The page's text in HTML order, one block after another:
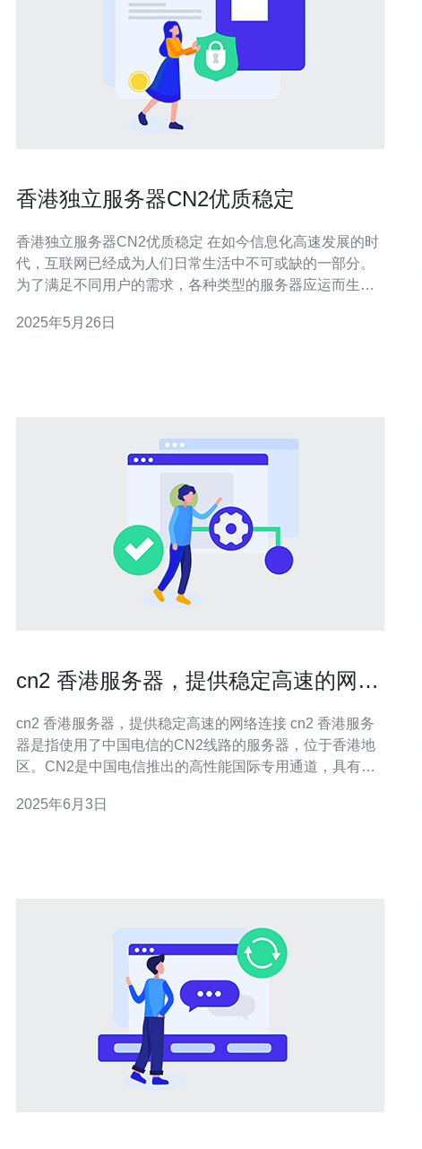
香港独立服务器CN2优质稳定
香港独立服务器CN2优质稳定 在如今信息化高速发展的时
代，互联网已经成为人们日常生活中不可或缺的一部分。
为了满足不同用户的需求，各种类型的服务器应运而生。
注。 香港独立服务器CN2是指在香港地区搭建的独立服务
2025年5月26日
cn2 香港服务器，提供稳定高速的网络
cn2 香港服务器，提供稳定高速的网络连接 cn2 香港服务
器是指使用了中国电信的CN2线路的服务器，位于香港地
区。CN2是中国电信推出的高性能国际专用通道，具有较
网络连接，适合有高要求的用户。无论是进行网络游戏、
2025年6月3日